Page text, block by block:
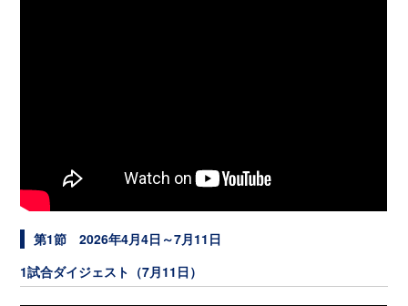
第1節 2026年4月4日～7月11日
1試合ダイジェスト（7月11日）